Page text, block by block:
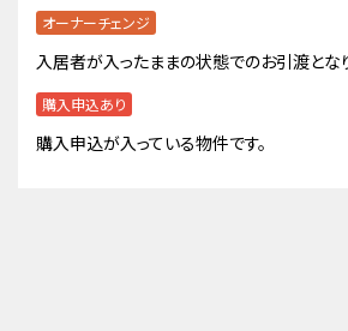
オーナーチェンジ
入居者が入ったままの状態でのお引渡とな
購入申込あり
購入申込が入っている物件です。